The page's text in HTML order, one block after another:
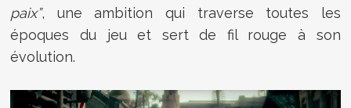
paix”, une ambition qui traverse toutes les
époques du jeu et sert de fil rouge à son
évolution.